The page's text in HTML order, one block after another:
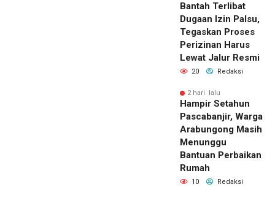
Bantah Terlibat
Dugaan Izin Palsu,
Tegaskan Proses
Perizinan Harus
Lewat Jalur Resmi
20 Redaksi
2 hari lalu
Hampir Setahun
Pascabanjir, Warga
Arabungong Masih
Menunggu
Bantuan Perbaikan
Rumah
10 Redaksi